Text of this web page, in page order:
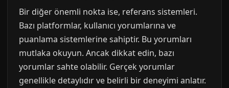
Bir diğer önemli nokta ise, referans sistemleri.
Bazı platformlar, kullanıcı yorumlarına ve
puanlama sistemlerine sahiptir. Bu yorumları
mutlaka okuyun. Ancak dikkat edin, bazı
yorumlar sahte olabilir. Gerçek yorumlar
genellikle detaylıdır ve belirli bir deneyimi anlatır.